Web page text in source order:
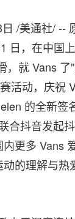
日 /美通社/ --
日，在中国
，就 Vans 了
活动，庆祝
的全新签
合抖音发起
更多 Vans
的理解与